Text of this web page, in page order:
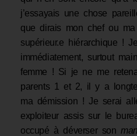
j’essayais une chose
que dirais mon chef ou
supérieur.e hiérarchique !
immédiatement, surtout
femme ! Si je ne me
parents 1 et 2, il y a
ma démission ! Je serai
exploiteur assis sur le
occupé à déverser son